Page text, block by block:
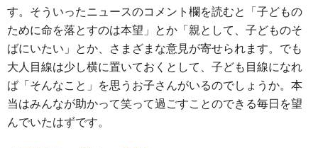
す。そういったニュースのコメント欄を読むと「子どもの
ために命を落とすのは本望」とか「親として、子どものそ
ばにいたい」とか、さまざまな意見が寄せられます。でも
大人目線は少し横に置いておくとして、子ども目線になれ
ば「そんなこと」を思うお子さんがいるのでしょうか。本
当はみんなが助かって笑って過ごすことのできる毎日を望
んでいたはずです。